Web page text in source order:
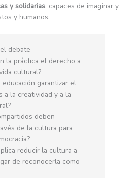
y solidarias, capaces de imaginar y
y humanos.
debate
la práctica el derecho a
cultural?
educación garantizar el
a la creatividad y a la
deben
de la cultura para
reducir la cultura a
de reconocerla como